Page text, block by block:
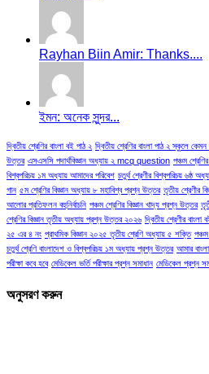
Rayhan Biin Amir: Thanks....
ইমন: অনেক সুন্দর...
দ্বিতীয় শ্রেণির বাংলা বই পাঠ ২ দ্বিতীয় শ্রেণির বাংলা পাঠ ২ স্কুলে
উত্তর এসএসসি পদার্থবিজ্ঞান অধ্যায় ২ mcq question পঞ্চম
বিশ্বপরিচয় ১ম অধ্যায় আমাদের পরিবেশ চতুর্থ শ্রেণীর বিশ্বপরিচয় ৬ষ্ঠ
গান ৫ম শ্রেণির বিজ্ঞান অধ্যায় ৮ মহাবিশ্ব প্রশ্ন উত্তর তৃতীয় শ্রেণীর
আলোর প্রতিফলন বহুনির্বাচনি পঞ্চম শ্রেণির বিজ্ঞান খাদ্য প্রশ্ন উত্তর
শ্রেণির বিজ্ঞান তৃতীয় অধ্যায় প্রশ্ন উত্তর ২০২৬ দ্বিতীয় শ্রেণীর বাংলা
২৫ এর ৪ নং প্রাথমিক বিজ্ঞান ২০২৫ তৃতীয় শ্রেণি অধ্যায় ৫ শক্তি
চতুর্থ শ্রেণি বাংলাদেশ ও বিশ্বপরিচয় ১ম অধ্যায় প্রশ্ন উত্তর আমার
পরীক্ষা কবে হবে মেডিকেল ভর্তি পরীক্ষার প্রশ্ন সমাধান মেডিকেল প্রশ্ন
অনুসরণ করুন